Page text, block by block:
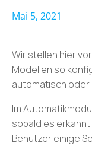
Mai 5, 2021
Wir stellen hier
Modellen so
automatisch oder
Im
sobald es
Benutzer einige